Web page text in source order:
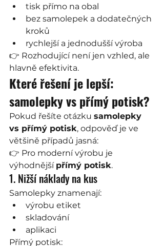
tisk přímo na obal
bez samolepek a dodatečných
kroků
rychlejší a jednodušší výroba
👉 Rozhodující není jen vzhled, ale
hlavně efektivita.
Které řešení je lepší:
samolepky vs přímý potisk?
Pokud řešíte otázku samolepky
vs přímý potisk, odpověď je ve
většině případů jasná:
👉 Pro moderní výrobu je
výhodnější přímý potisk.
1. Nižší náklady na kus
Samolepky znamenají:
výrobu etiket
skladování
aplikaci
Přímý potisk: